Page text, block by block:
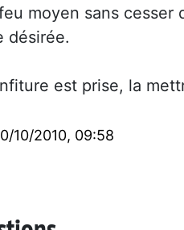
moyen sans
désirée.
est prise, la
10/2010, 09:58